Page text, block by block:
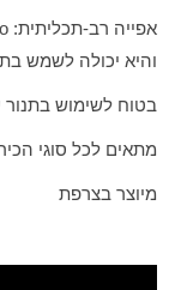
אפייה רב-תכליתית:
והיא יכולה לשמש
בטוח לשימוש בתנור עד 175 מעלות צלזיוס (ללא מכסה
מתאים לכל סוגי
מיוצר בצרפת